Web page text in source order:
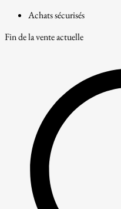
Achats sécurisés
Fin de la vente actuelle